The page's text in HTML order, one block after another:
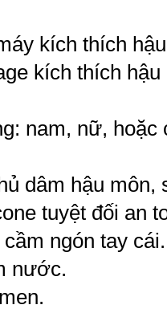
kích thích
kích thích
nam, nữ, hoặc
dâm hậu môn,
tuyệt đối an
ngón tay cái.
nước.